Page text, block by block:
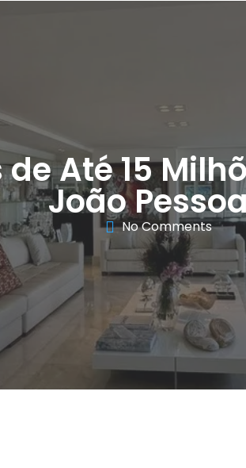
Até 15
João
No Comments